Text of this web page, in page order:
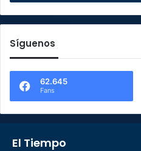
Síguenos
62.645
Fans
El Tiempo